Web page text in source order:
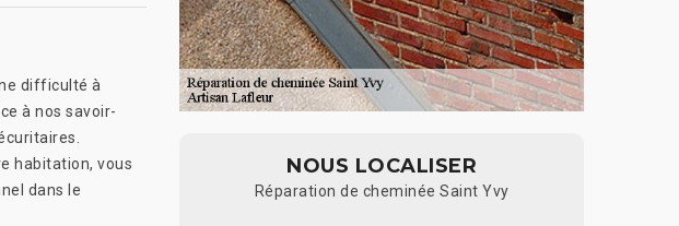
difficulté à
à nos savoir-
habitation, vous
dans le
NOUS LOCALISER
Réparation de cheminée Saint Yvy